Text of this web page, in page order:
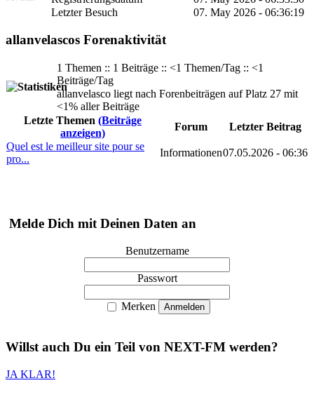
Letzter Besuch
07. May 2026 - 06:36:19
allanvelascos Forenaktivität
1 Themen :: 1 Beiträge :: <1 Themen/Tag :: <1
Beiträge/Tag
allanvelasco liegt nach Forenbeiträgen auf Platz 27 mit
<1% aller Beiträge
Letzte Themen (Beiträge
anzeigen)
Forum
Letzter Beitrag
Quel est le meilleur site pour se
pro...
Informationen07.05.2026 - 06:36
Melde Dich mit Deinen Daten an
Benutzername
Passwort
Merken
Willst auch Du ein Teil von NEXT-FM werden?
JA KLAR!